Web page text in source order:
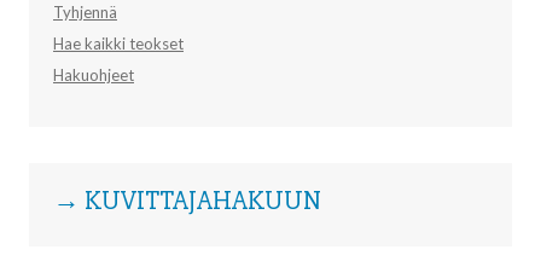
Tyhjennä
Hae kaikki teokset
Hakuohjeet
→ KUVITTAJAHAKUUN